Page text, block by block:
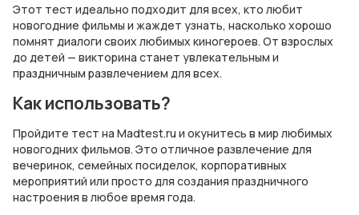
Этот тест идеально подходит для всех, кто любит
новогодние фильмы и жаждет узнать, насколько хорошо
помнят диалоги своих любимых киногероев. От взрослых
до детей — викторина станет увлекательным и
праздничным развлечением для всех.
Как использовать?
Пройдите тест на Madtest.ru и окунитесь в мир любимых
новогодних фильмов. Это отличное развлечение для
вечеринок, семейных посиделок, корпоративных
мероприятий или просто для создания праздничного
настроения в любое время года.